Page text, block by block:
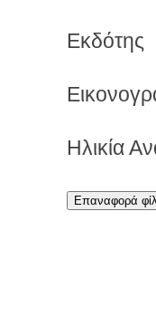
Εκδότης
Ηλικία
Επαναφορά